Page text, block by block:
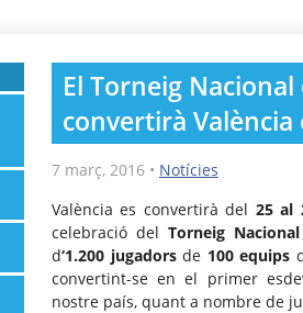
El Torneig Nacional
convertirà
7 març, 2016• Notícies
València es convertirà del 25 al
celebració del Torneig
d‘1.200 jugadorsde 100 equips
convertint-se en el primer
nostre país, quant a nombre de